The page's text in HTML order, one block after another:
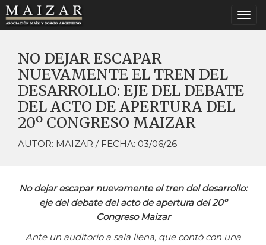
NO DEJAR ESCAPAR
NUEVAMENTE EL TREN DEL
DESARROLLO: EJE DEL DEBATE
DEL ACTO DE APERTURA DEL
20º CONGRESO MAIZAR
AUTOR: MAIZAR / FECHA: 03/06/26
No dejar escapar nuevamente el tren del desarrollo:
eje del debate del acto de apertura del 20º
Congreso Maizar
Ante un auditorio a sala llena, que contó con una